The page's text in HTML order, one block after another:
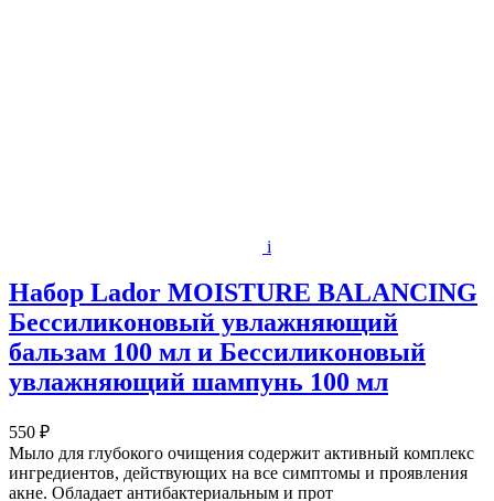
i
Набор Lador MOISTURE BALANCING
Бессиликоновый увлажняющий
бальзам 100 мл и Бессиликоновый
увлажняющий шампунь 100 мл
550 ₽
Мыло для глубокого очищения содержит активный комплекс
ингредиентов, действующих на все симптомы и проявления
акне. Обладает антибактериальным и прот